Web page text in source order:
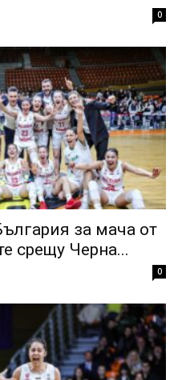
0
за мача от
срещу Черна...
0